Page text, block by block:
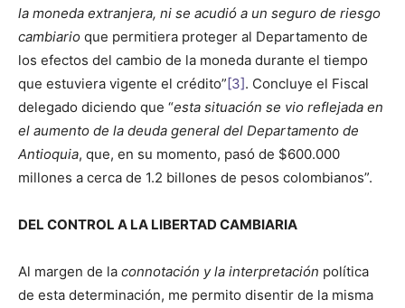
la moneda extranjera, ni se acudió a un seguro de riesgo
cambiario que permitiera proteger al Departamento de
los efectos del cambio de la moneda durante el tiempo
que estuviera vigente el crédito”[3]. Concluye el Fiscal
delegado diciendo que “esta situación se vio reflejada en
el aumento de la deuda general del Departamento de
Antioquia, que, en su momento, pasó de $600.000
millones a cerca de 1.2 billones de pesos colombianos”.
DEL CONTROL A LA LIBERTAD CAMBIARIA
Al margen de la connotación y la interpretación política
de esta determinación, me permito disentir de la misma